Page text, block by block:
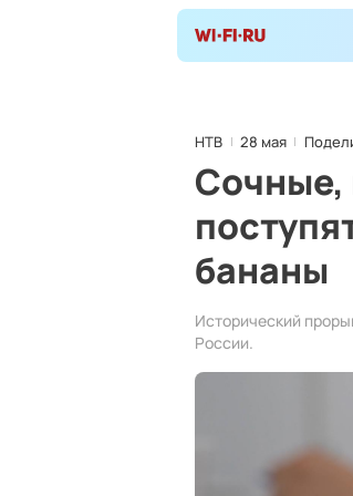
НТВ 28 мая
Сочные,
бананы
Исторический
России.